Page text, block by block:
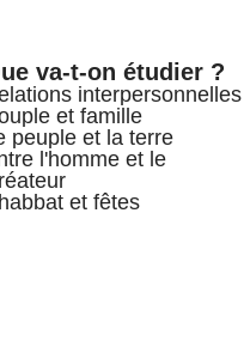
va-t-on étudier ?
interpersonnelles
et famille
peuple et la terre
l'homme et le
et fêtes